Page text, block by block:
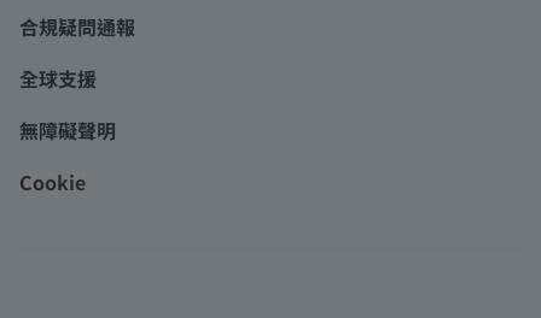
合規疑問通報
全球支援
無障礙聲明
Cookie